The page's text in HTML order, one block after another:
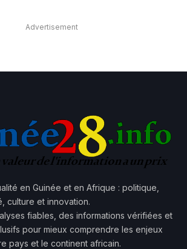
Advertisement
en Guinée et en Afrique : politique,
culture et innovation.
fiables, des informations vérifiées et
pour mieux comprendre les enjeux
pays et le continent africain.